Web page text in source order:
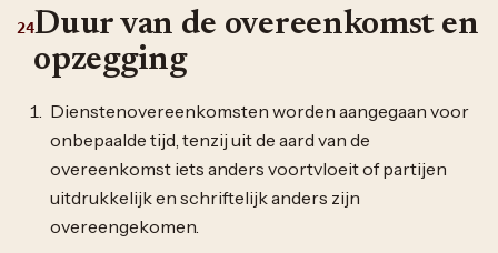
24Duur van de overeenkomst en
opzegging
Dienstenovereenkomsten worden aangegaan voor
onbepaalde tijd, tenzij uit de aard van de
overeenkomst iets anders voortvloeit of partijen
uitdrukkelijk en schriftelijk anders zijn
overeengekomen.